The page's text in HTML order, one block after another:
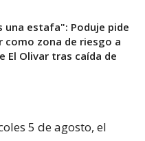
una estafa": Poduje pide
como zona de riesgo a
El Olivar tras caída de
5 de agosto, el